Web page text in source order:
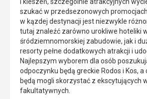
i kieszeń, szczególnie atrakcyjnych
szukać w przedsezonowych
w kązdej destynacji jest niezwykle
tutaj znaleźć zarówno urokliwe hoteliki
śródziemnomorskiej zabudowie, jak i
resorty pełne dodatkowych atrakcji i
Najlepszym wyborem dla osób
odpoczynku będą greckie Rodos i Kos,
będą mogli skorzystać z ekscytujących
fakultatywnych.